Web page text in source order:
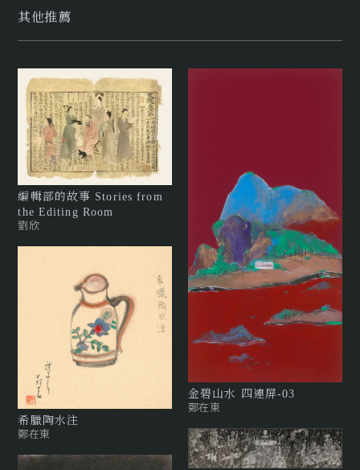
其他推薦
編輯部的故事 Stories from
the Editing Room
劉欣
希臘陶水注
鄭在東
金碧山水 四連屏-03
鄭在東